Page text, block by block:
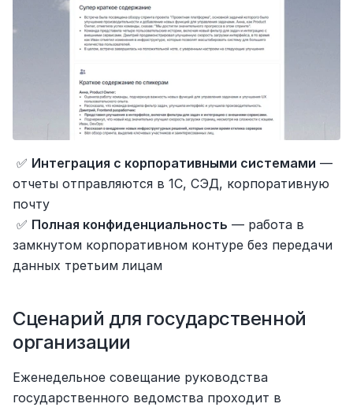
✅ Интеграция с корпоративными системами —
отчеты отправляются в 1С, СЭД, корпоративную
почту
✅ Полная конфиденциальность — работа в
замкнутом корпоративном контуре без передачи
данных третьим лицам
Сценарий для государственной
организации
Еженедельное совещание руководства
государственного ведомства проходит в